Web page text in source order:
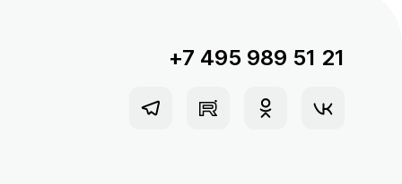
+7 495 989 51 21